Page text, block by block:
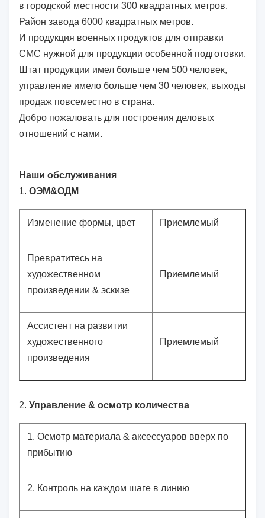
в городской местности 300 квадратных метров.
Район завода 6000 квадратных метров.
И продукция военных продуктов для отправки
СМС нужной для продукции особенной подготовки.
Штат продукции имел больше чем 500 человек,
управление имело больше чем 30 человек, выходы
продаж повсеместно в страна.
Добро пожаловать для построения деловых
отношений с нами.
Наши обслуживания
1. ОЭМ&ОДМ
Изменение формы, цвет Приемлемый
Превратитесь на
художественном
произведении & эскизе
Приемлемый
Ассистент на развитии
художественного
произведения
Приемлемый
2. Управление & осмотр количества
1. Осмотр материала & аксессуаров вверх по
прибытию
2. Контроль на каждом шаге в линию